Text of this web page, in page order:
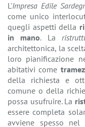
L'Impresa Edile
come unico
quegli aspetti della
in mano. La
architettonica, la
loro pianificazione
abitativi come
della richiesta e
comune o della
possa usufruire. La
essere completa
avviene spesso